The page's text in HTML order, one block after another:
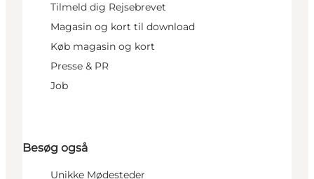
Tilmeld dig Rejsebrevet
Magasin og kort til download
Køb magasin og kort
Presse & PR
Job
Besøg også
Unikke Mødesteder